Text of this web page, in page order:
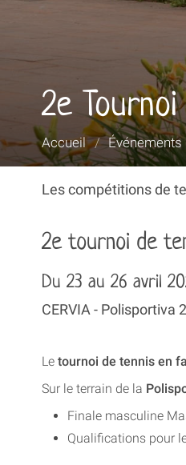
2e
Vous
êtes
Accueil / Événements
Les compétitions de
2e tournoi de
Du 23 au 26 avril
CERVIA - Polisportiva
Le tournoi de tennis en
Sur le terrain de la
Finale masculine
Qualifications pour